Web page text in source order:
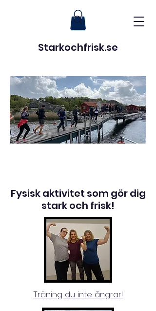
Starkochfrisk.se
Fysisk aktivitet som gör dig
stark och frisk!
Träning du inte ångrar!